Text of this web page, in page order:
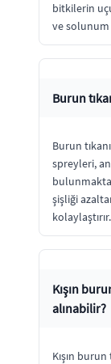
bitkilerin
ve solunum
Burun
Burun
spreyleri,
şişliği
kolaylaştırır.
Kışın
alınabilir?
Kışın